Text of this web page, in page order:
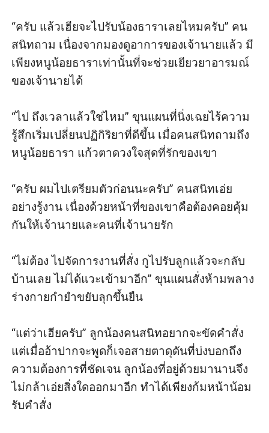
“ครับ แล้วเฮียจะไปรับน้องธาราเลยไหมครับ” คน
สนิทถาม เนื่องจากมองดูอาการของเจ้านายแล้ว มี
เพียงหนูน้อยธาราเท่านั้นที่จะช่วยเยียวยาอารมณ์
ของเจ้านายได้
“ไป ถึงเวลาแล้วใช่ไหม” ขุนแผนที่นิ่งเฉยไร้ความ
รู้สึกเริ่มเปลี่ยนปฏิกิริยาที่ดีขึ้น เมื่อคนสนิทถามถึง
หนูน้อยธารา แก้วตาดวงใจสุดที่รักของเขา
“ครับ ผมไปเตรียมตัวก่อนนะครับ” คนสนิทเอ่ย
อย่างรู้งาน เนื่องด้วยหน้าที่ของเขาคือต้องคอยคุ้ม
กันให้เจ้านายและคนที่เจ้านายรัก
“ไม่ต้อง ไปจัดการงานที่สั่ง กูไปรับลูกแล้วจะกลับ
บ้านเลย ไม่ได้แวะเข้ามาอีก” ขุนแผนสั่งห้ามพลาง
ร่างกายกำยำขยับลุกขึ้นยืน
“แต่ว่าเฮียครับ” ลูกน้องคนสนิทอยากจะขัดคำสั่ง
แต่เมื่ออ้าปากจะพูดก็เจอสายตาดุดันที่บ่งบอกถึง
ความต้องการที่ชัดเจน ลูกน้องที่อยู่ด้วยมานานจึง
ไม่กล้าเอ่ยสิ่งใดออกมาอีก ทำได้เพียงก้มหน้าน้อม
รับคำสั่ง